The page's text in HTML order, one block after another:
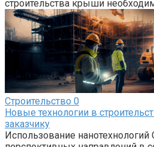
строительства крыши
Строительство 0
Новые технологии в
заказчику
Использование